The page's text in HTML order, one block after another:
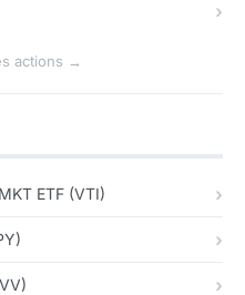
actions →
ETF (VTI)